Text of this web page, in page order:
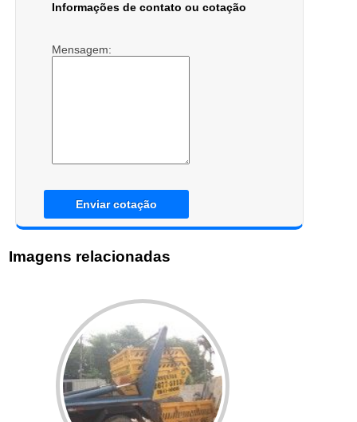
Informações de contato ou cotação
Mensagem:
Enviar cotação
Imagens relacionadas